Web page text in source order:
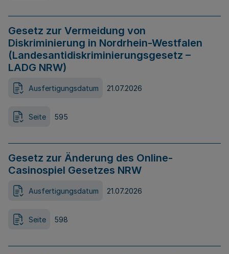
Gesetz zur Vermeidung von
Diskriminierung in Nordrhein-Westfalen
(Landesantidiskriminierungsgesetz –
LADG NRW)
Ausfertigungsdatum 21.07.2026
Seite 595
Gesetz zur Änderung des Online-
Casinospiel Gesetzes NRW
Ausfertigungsdatum 21.07.2026
Seite 598